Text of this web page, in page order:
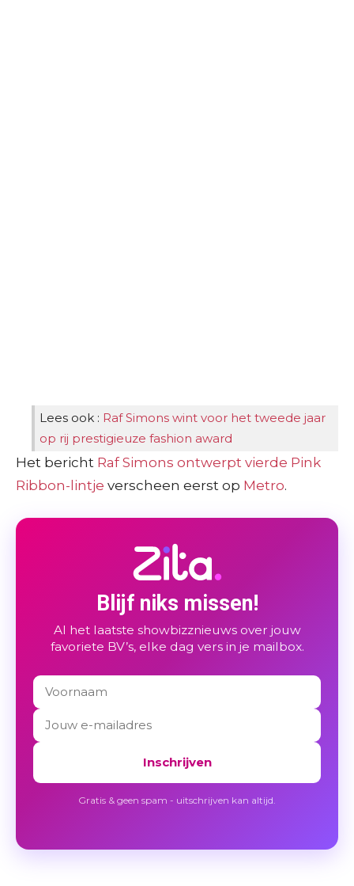
Lees ook : Raf Simons wint voor het tweede jaar
op rij prestigieuze fashion award
Het bericht Raf Simons ontwerpt vierde Pink
Ribbon-lintje verscheen eerst op Metro.
Blijf niks missen!
Al het laatste showbizznieuws over jouw
favoriete BV’s, elke dag vers in je mailbox.
Inschrijven
Gratis & geen spam - uitschrijven kan altijd.